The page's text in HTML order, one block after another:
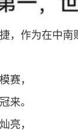
，作为在中南
赛，
来。
亮，